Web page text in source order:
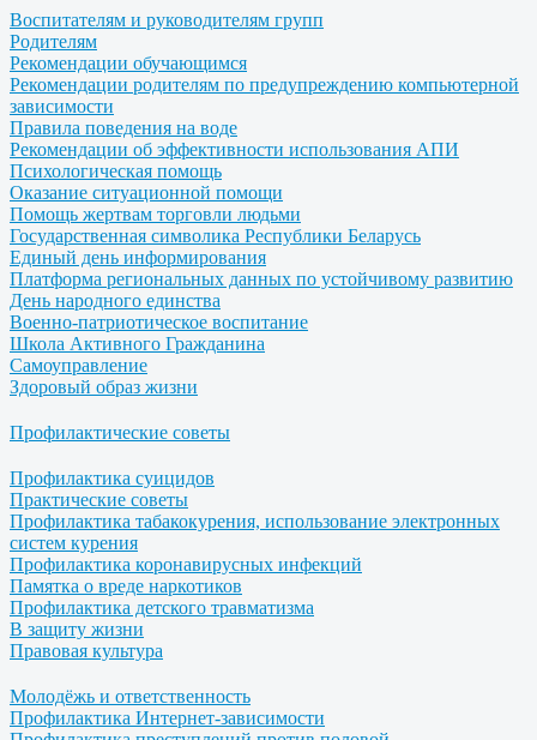
Воспитателям и руководителям групп
Родителям
Рекомендации обучающимся
Рекомендации родителям по предупреждению компьютерной
зависимости
Правила поведения на воде
Рекомендации об эффективности использования АПИ
Психологическая помощь
Оказание ситуационной помощи
Помощь жертвам торговли людьми
Государственная символика Республики Беларусь
Единый день информирования
Платформа региональных данных по устойчивому развитию
День народного единства
Военно-патриотическое воспитание
Школа Активного Гражданина
Самоуправление
Здоровый образ жизни
Профилактические советы
Профилактика суицидов
Практические советы
Профилактика табакокурения, использование электронных
систем курения
Профилактика коронавирусных инфекций
Памятка о вреде наркотиков
Профилактика детского травматизма
В защиту жизни
Правовая культура
Молодёжь и ответственность
Профилактика Интернет-зависимости